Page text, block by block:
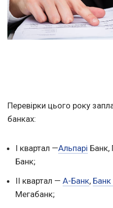
Перевірки цього року
банках:
І квартал —Альпарі Банк,
Банк;
II квартал — А-Банк, Банк
Мегабанк;